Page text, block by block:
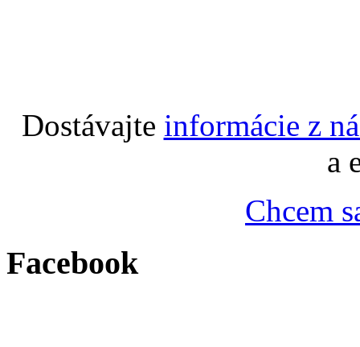
Dostávajte informácie z
a
Chcem
Facebook